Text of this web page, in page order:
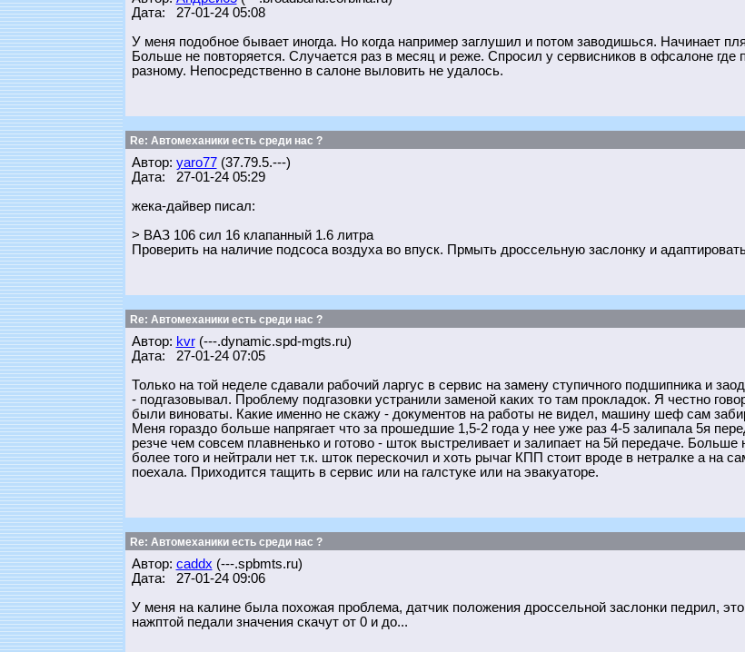
Дата: 27-01-24 05:08
У меня подобное бывает иногда. Но когда например заглушил и потом заводишься. Начинает
Больше не повторяется. Случается раз в месяц и реже. Спросил у сервисников в офсалоне где
разному. Непосредственно в салоне выловить не удалось.
Re: Автомеханики есть среди нас ?
Автор: yaro77(37.79.5.---)
Дата: 27-01-24 05:29
жека-дайвер писал:
> ВАЗ 106 сил 16 клапанный 1.6 литра
Проверить на наличие подсоса воздуха во впуск. Прмыть дроссельную заслонку и
Re: Автомеханики есть среди нас ?
Автор: kvr(---.dynamic.spd-mgts.ru)
Дата: 27-01-24 07:05
Только на той неделе сдавали рабочий ларгус в сервис на замену ступичного подшипника и
- подгазовывал. Проблему подгазовки устранили заменой каких то там прокладок. Я честно
были виноваты. Какие именно не скажу - документов на работы не видел, машину шеф сам
Меня гораздо больше напрягает что за прошедшие 1,5-2 года у нее уже раз 4-5 залипала 5я
резче чем совсем плавненько и готово - шток выстреливает и залипает на 5й передаче. Больше
более того и нейтрали нет т.к. шток перескочил и хоть рычаг КПП стоит вроде в нетралке а на
поехала. Приходится тащить в сервис или на галстуке или на эвакуаторе.
Re: Автомеханики есть среди нас ?
Автор: caddx (---.spbmts.ru)
Дата: 27-01-24 09:06
У меня на калине была похожая проблема, датчик положения дроссельной заслонки педрил,
нажптой педали значения скачут от 0 и до...